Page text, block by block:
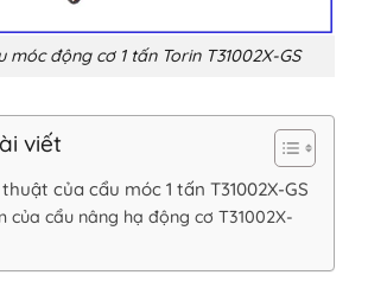
móc động cơ 1 tấn Torin T31002X-GS
viết
của cẩu móc 1 tấn T31002X-GS
của cẩu nâng hạ động cơ T31002X-